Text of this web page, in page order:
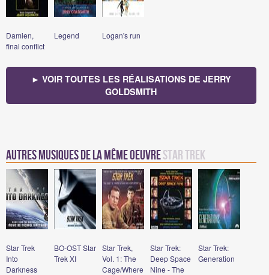
Damien,
final conflict
Legend Logan's run
► VOIR TOUTES LES RÉALISATIONS DE JERRY
GOLDSMITH
Autres musiques de la même oeuvreStar Trek
Star Trek
Into
Darkness
BO-OST Star
Trek XI
Star Trek,
Vol. 1: The
Cage/Where
Star Trek:
Deep Space
Nine - The
Star Trek:
Generation